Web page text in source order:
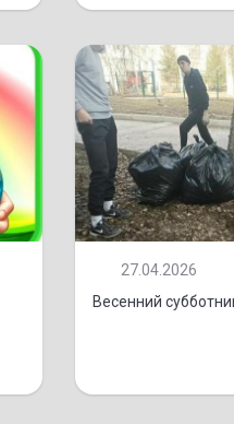
27.04.2026
Весенний